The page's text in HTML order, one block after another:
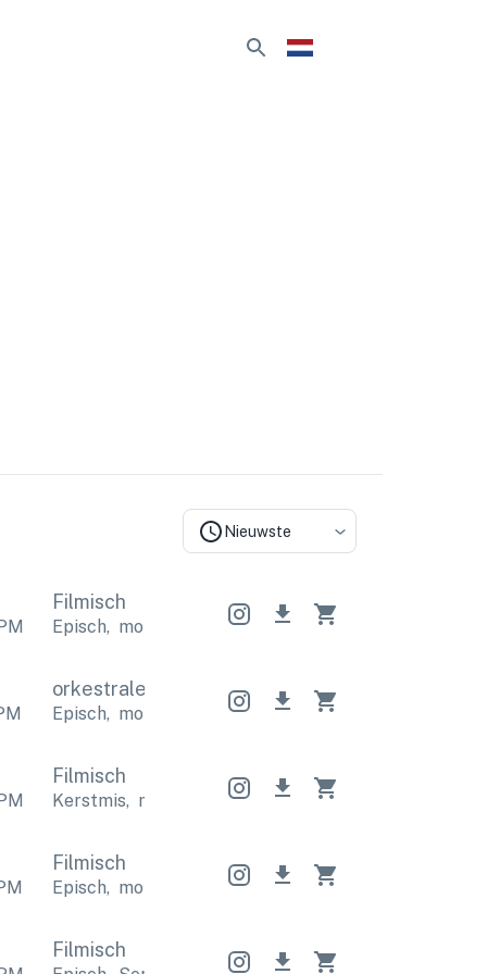
Nieuwste
Filmisch
Episch, motiverend Episch, motiverend
orkestrale orkestrale orkestrale
Episch, motiverend Episch, motiverend
Filmisch
Kerstmis, motiverend Kerstmis , motiverend
Filmisch
Episch, motiverend Episch, motiverend
Filmisch